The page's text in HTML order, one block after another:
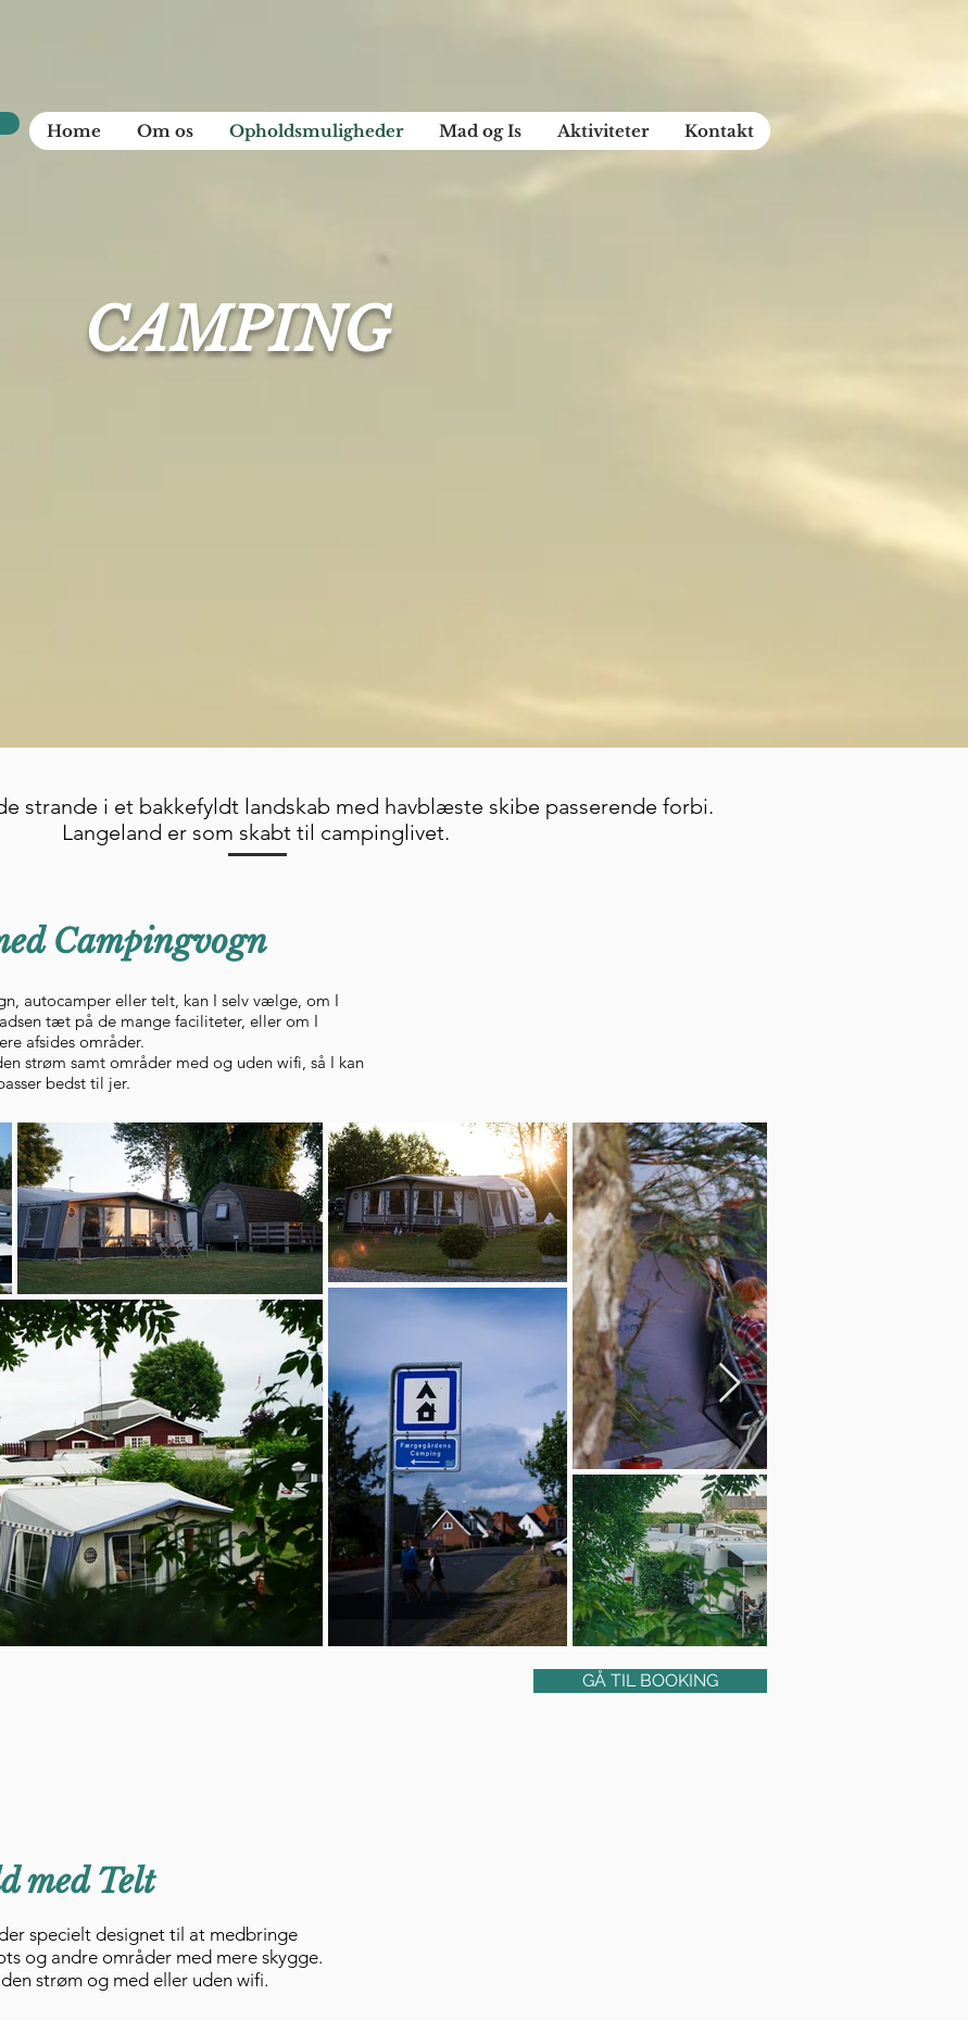
Home Om os Opholdsmuligheder Mad og Is Aktiviteter Kontakt
CAMPING
strande i et bakkefyldt landskab med havblæste skibe passerende forbi.
Langeland er som skabt til campinglivet.
Campingvogn
autocamper eller telt, kan I selv vælge, om I
tæt på de mange faciliteter, eller om I
afsides områder.
strøm samt områder med og uden wifi, så I kan
bedst til jer.
GÅ TIL BOOKING
med Telt
specielt designet til at medbringe
og andre områder med mere skygge.
strøm og med eller uden wifi.